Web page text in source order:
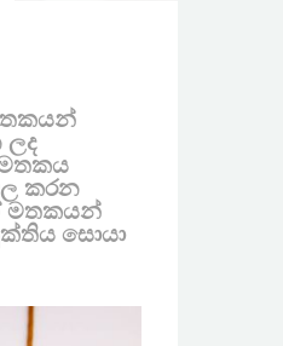
කරන
මතකයන්
සොයා